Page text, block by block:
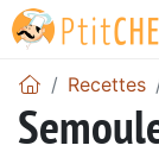
Recettes